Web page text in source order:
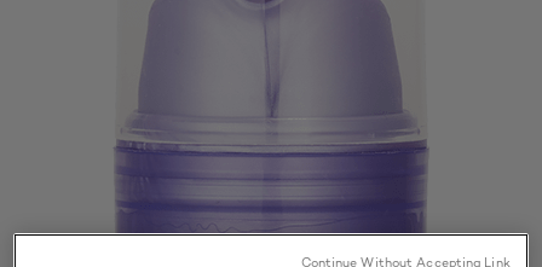
Continue Without Accepting Link